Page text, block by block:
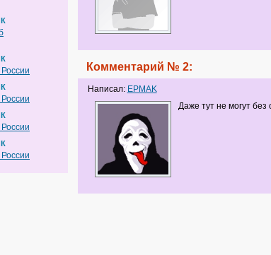
Комментарий № 2:
Написал: EPMAK
Даже тут не могут